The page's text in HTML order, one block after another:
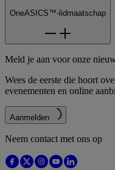
OneASICS™-lidmaatschap
Meld je aan voor onze
Wees de eerste die hoort
evenementen en online
Aanmelden
Neem contact met ons op